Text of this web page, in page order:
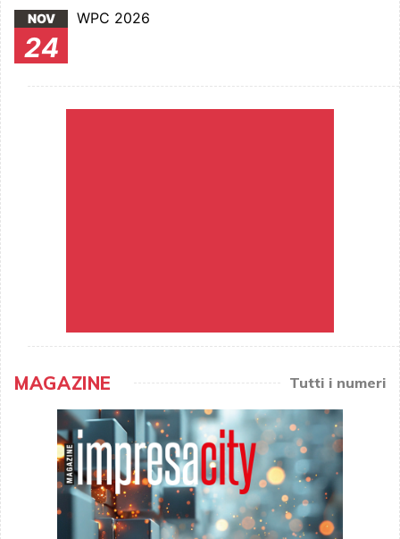
NOV
24
WPC 2026
MAGAZINE Tutti i numeri